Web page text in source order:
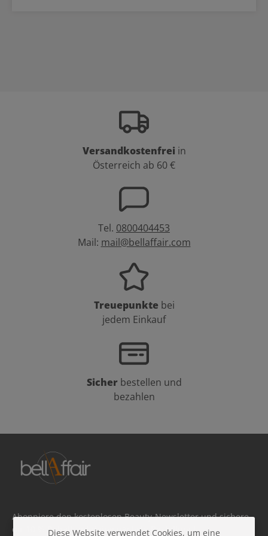
Versandkostenfrei in
Österreich ab 60 €
Tel. 0800404453
Mail: mail@bellaffair.com
Treuepunkte bei
jedem Einkauf
Sicher bestellen und
bezahlen
Abonniere den kostenlosen Beauty-Newsletter und sichere
dir 10 % Rabatt auf deine nächste Bestellung!
Diese Website verwendet Cookies, um eine